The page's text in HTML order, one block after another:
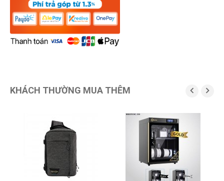
KHÁCH THƯỜNG MUA THÊM  